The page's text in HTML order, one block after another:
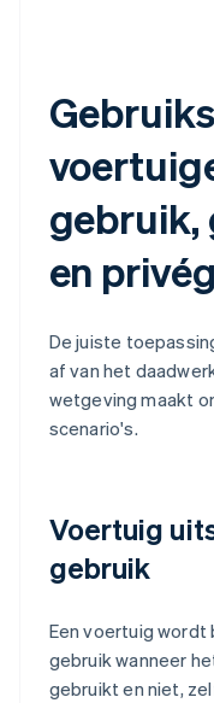
gebruik,
en
De juiste
af van het
wetgeving maakt
scenario's.
Voertuig
gebruik
Een voertuig wordt
gebruik wanneer
gebruikt en niet,